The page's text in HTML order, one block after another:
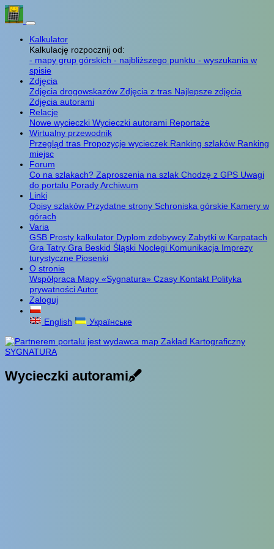
Kalkulator
Kalkulację rozpocznij od:
- mapy grup górskich - najbliższego punktu - wyszukania w
spisie
Zdjęcia
Zdjęcia drogowskazów Zdjęcia z tras Najlepsze zdjęcia
Zdjęcia autorami
Relacje
Nowe wycieczki Wycieczki autorami Reportaże
Wirtualny przewodnik
Przegląd tras Propozycje wycieczek Ranking szlaków Ranking
miejsc
Forum
Co na szlakach? Zaproszenia na szlak Chodzę z GPS Uwagi
do portalu PoradyArchiwum
Linki
Opisy szlaków Przydatne strony Schroniska górskie Kamery w
górach
Varia
GSB Prosty kalkulator Dyplom zdobywcy Zabytki w Karpatach
Gra Tatry Gra Beskid Śląski Noclegi Komunikacja Imprezy
turystyczne Piosenki
O stronie
Współpraca Mapy «Sygnatura» Czasy Kontakt Polityka
prywatnościAutor
Zaloguj
English Українське
Wycieczki autorami